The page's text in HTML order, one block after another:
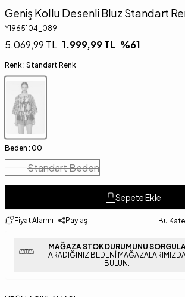
Geniş Kollu Desenli Bluz Standart
Y1965104_089
5.069,99TL 1.999,99TL %61
Renk : Standart Renk
Beden : 00
Standart Beden
Sepete Ekle
Fiyat Alarmı Paylaş Bu
MAĞAZA STOK DURUMUNU
ARADIĞINIZ BEDENI
BULUN.